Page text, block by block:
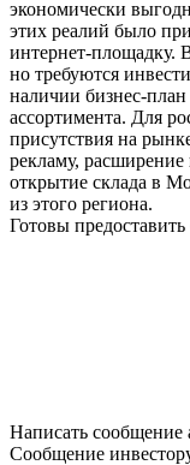
экономически
этих реалий было
интернет-площадку.
но требуются
наличии бизнес-
ассортимента. Для
присутствия на
рекламу,
открытие склада в
из этого региона.
Готовы
Написать сообщение
Сообщение